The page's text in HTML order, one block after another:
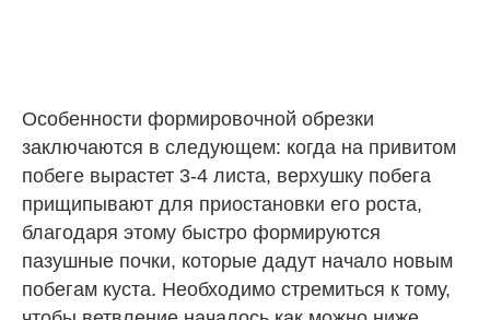
Особенности формировочной обрезки
заключаются в следующем: когда на привитом
побеге вырастет 3-4 листа, верхушку побега
прищипывают для приостановки его роста,
благодаря этому быстро формируются
пазушные почки, которые дадут начало новым
побегам куста. Необходимо стремиться к тому,